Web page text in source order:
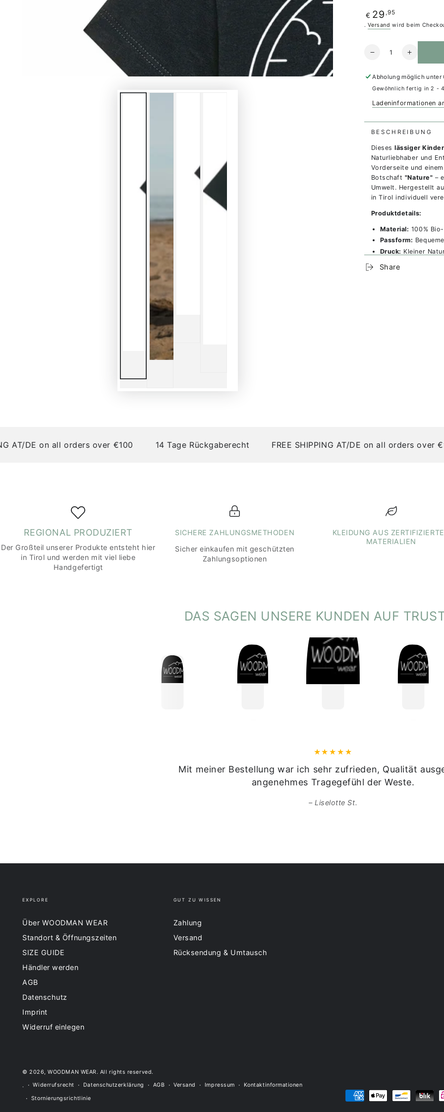
verfügbar
Regulärer
Preis
€ 29 ,95
.Versand wird beim
Anzahl
Verringere
Menge
für
Tee
NATURE
Erhöhe
die
Menge
für
Organic
Tee
NATURE
Abholung möglich unter
Gewöhnlich fertig in 2 -
Ladeninformationen
BESCHREIBUNG
Dieses lässiger
Naturliebhaber und
Vorderseite und
Botschaft "Nature" –
Umwelt. Hergestellt
in Tirol individuell
Produktdetails:
Material: 100%
Passform:
Druck: Kleiner
Eigenschaften:
Tierversuche
Share
DE on all orders over €100 14 Tage Rückgaberecht FREE SHIPPING AT/DE on all orders over €100
REGIONAL PRODUZIERT
Der Großteil unserer Produkte entsteht hier
in Tirol und werden mit viel liebe
Handgefertigt
SICHERE ZAHLUNGSMETHODEN
Sicher einkaufen mit geschützten
Zahlungsoptionen
KLEIDUNG AUS
MATERIALIEN
DAS SAGEN UNSERE KUNDEN AUF
Mit meiner Bestellung war ich sehr zufrieden, Qualität
angenehmes Tragegefühl der Weste.
Liselotte St.
EXPLORE
Über WOODMAN WEAR
Standort & Öffnungszeiten
SIZE GUIDE
Händler werden
AGB
Datenschutz
Imprint
Widerruf einlegen
GUT ZU WISSEN
Zahlung
Versand
Rücksendung & Umtausch
© 2026,WOODMAN WEAR. All rights reserved.
. Widerrufsrecht Datenschutzerklärung AGB Versand Impressum Kontaktinformationen
Stornierungsrichtlinie Zahlungsmöglichkeiten